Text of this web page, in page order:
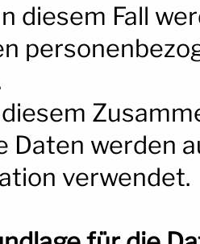
diesem Fall
Daten werden
verwendet.